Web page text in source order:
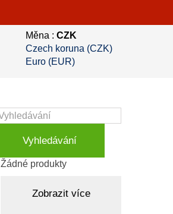
Měna : CZK
Czech koruna (CZK)
Euro (EUR)
Vyhledávání
Košík
(prázdný)
Žádné produkty
Zobrazit více